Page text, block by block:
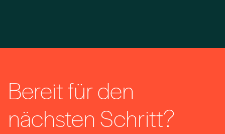
Bereit für den
nächsten Schritt?